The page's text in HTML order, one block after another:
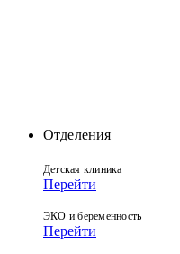
Отделения
Детская клиника
Перейти
ЭКО и беременность
Перейти